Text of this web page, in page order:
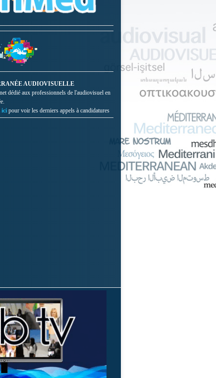
AUDIOVISUELLE
dédié aux professionnels de l'audiovisuel en
ici pour voir les derniers appels à candidatures